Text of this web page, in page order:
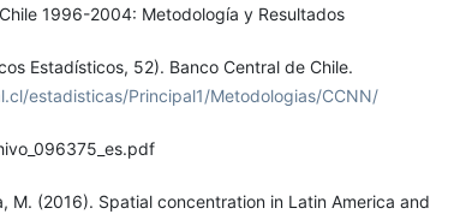
1996-2004: Metodología y Resultados
Estadísticos, 52). Banco Central de Chile.
estadisticas/Principal1/Metodologias/CCNN/
M. (2016). Spatial concentration in Latin America and